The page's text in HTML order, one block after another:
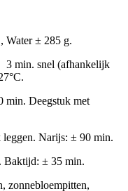
Water ± 285 g.
min. snel (afhankelijk
min. Deegstuk met
Narijs: ± 90 min.
Baktijd: ± 35 min.
zonnebloempitten,